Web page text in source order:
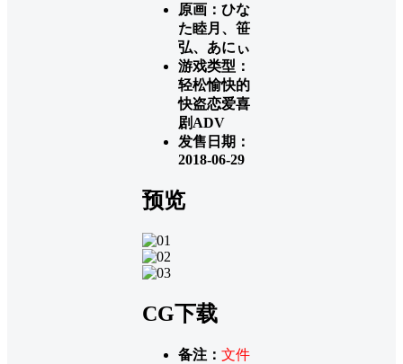
原画：ひな
た睦月、笹
弘、あにぃ
游戏类型：
轻松愉快的
快盗恋爱喜
剧ADV
发售日期：
2018-06-29
预览
CG下载
备注： 文件